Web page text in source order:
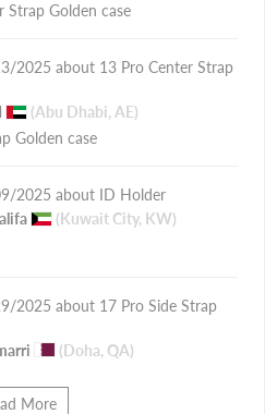
Strap Golden case
2025
13 Pro Center Strap
(Abu Dhabi, AE)
Golden case
2025
ID Holder
(Kuwait City, KW)
2025
17 Pro Side Strap
(Doha, QA)
More